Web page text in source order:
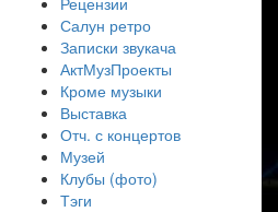
Салун ретро
Записки звукача
АктМузПроекты
Кроме музыки
Выставка
Отч. с концертов
Музей
Клубы (фото)
Тэги